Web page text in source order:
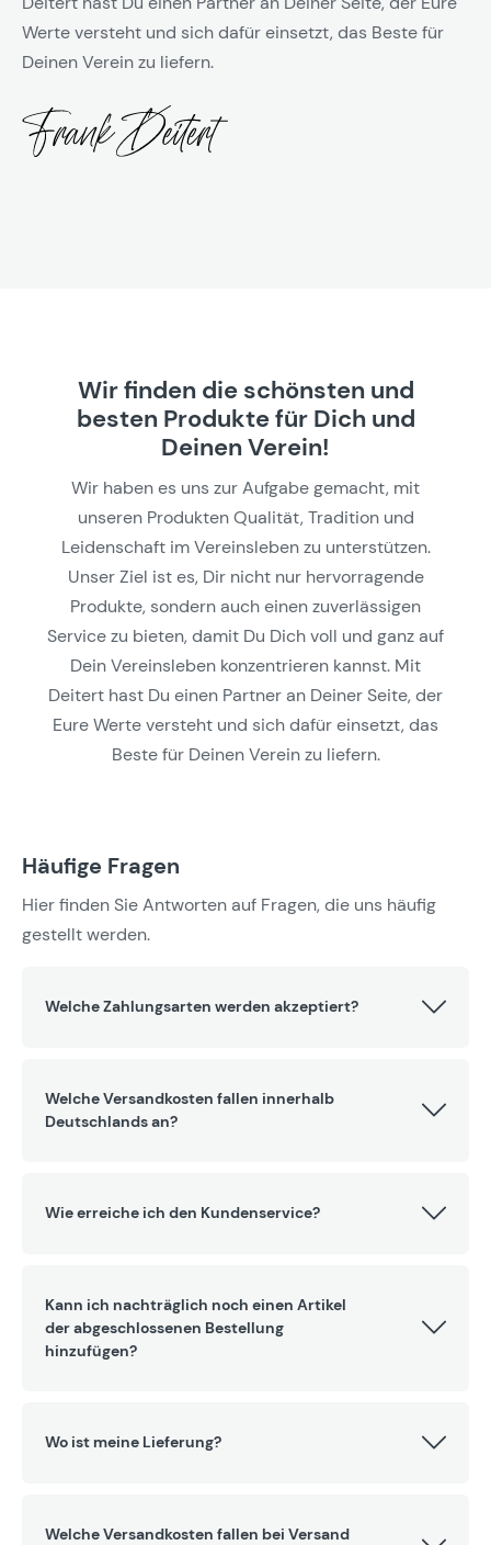
Werte versteht und sich dafür einsetzt, das Beste für
Deinen Verein zu liefern.
Wir finden die schönsten und
besten Produkte für Dich und
Deinen Verein!
Wir haben es uns zur Aufgabe gemacht, mit
unseren Produkten Qualität, Tradition und
Leidenschaft im Vereinsleben zu unterstützen.
Unser Ziel ist es, Dir nicht nur hervorragende
Produkte, sondern auch einen zuverlässigen
Service zu bieten, damit Du Dich voll und ganz auf
Dein Vereinsleben konzentrieren kannst. Mit
Deitert hast Du einen Partner an Deiner Seite, der
Eure Werte versteht und sich dafür einsetzt, das
Beste für Deinen Verein zu liefern.
Häufige Fragen
Hier finden Sie Antworten auf Fragen, die uns häufig
gestellt werden.
Welche Zahlungsarten werden akzeptiert?
Welche Versandkosten fallen innerhalb
Deutschlands an?
Wie erreiche ich den Kundenservice?
Kann ich nachträglich noch einen Artikel
der abgeschlossenen Bestellung
hinzufügen?
Wo ist meine Lieferung?
Welche Versandkosten fallen bei Versand